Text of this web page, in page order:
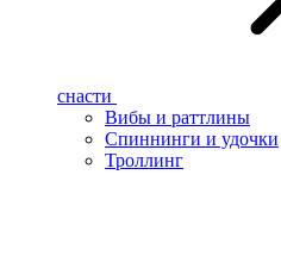
снасти
Вибы и раттлины
Спиннинги и удочки
Троллинг